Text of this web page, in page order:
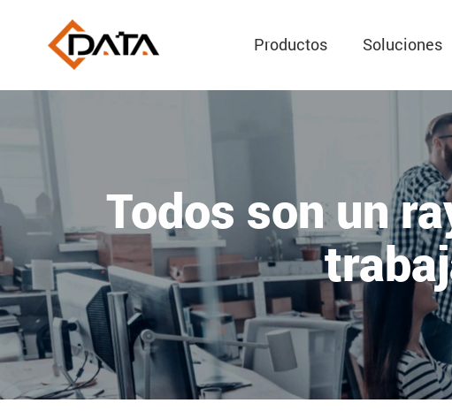
Productos Soluciones
Todos son un